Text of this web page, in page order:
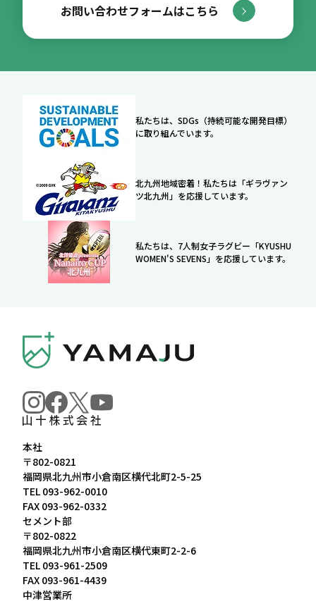
お問い合わせフォームはこちら
私たちは、SDGs（持続可能な開発目標）
に取り組んでいます。
北九州地域密着！私たちは「ギラヴァン
ツ北九州」を応援しています。
私たちは、7人制女子ラグビー「KYUSHU
WOMEN'S SEVENS」を応援しています。
本社
〒802-0821
福岡県北九州市小倉南区横代北町2-5-25
TEL 093-962-0010
FAX 093-962-0332
セメント部
〒802-0822
福岡県北九州市小倉南区横代東町2-2-6
TEL 093-961-2509
FAX 093-961-4439
中津営業所